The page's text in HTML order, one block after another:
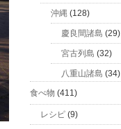
沖縄 (128)
慶良間諸島 (29)
宮古列島 (32)
八重山諸島 (34)
食べ物 (411)
レシピ (9)